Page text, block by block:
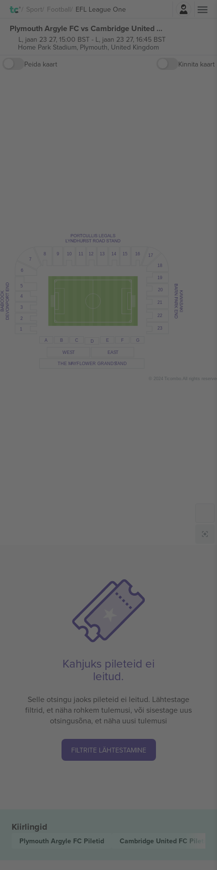
Sport Football EFL League OneLogi sisse
Plymouth Argyle FC vs Cambridge United FC EFL League One piletid
L, jaan 23 27, 15:00 BST- L, jaan 23 27, 16:45 BST
Home Park Stadium, Plymouth, United Kingdom
Peida kaart
Kinnita kaart
6
1
2
3
4
5
18
19
20
21
22
23
7
8 9 10 1 1 12 13 14 15 16 17
A B C D E F G
WEST EAST
THE MAYFLOWER GRANDSTAND
© 2024 Ticombo. All rights
Kahjuks pileteid ei
leitud.
Selle otsingu jaoks pileteid ei leitud. Lähtestage
filtrid, et näha rohkem tulemusi, või sisestage uus
otsingusõna, et näha uusi tulemusi
FILTRITE LÄHTESTAMINE
Kiirlingid
Plymouth Argyle FC Piletid Cambridge United FC Piletid